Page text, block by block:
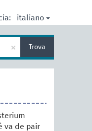
italiano
× Trova
va de pair